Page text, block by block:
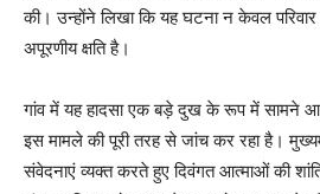
की। उन्होंने लिखा कि यह घटना न केवल
अपूरणीय क्षति है।
गांव में यह हादसा एक बड़े दुख के रूप में सामने
इस मामले की पूरी तरह से जांच कर रहा है।
संवेदनाएं व्यक्त करते हुए दिवंगत आत्माओं की